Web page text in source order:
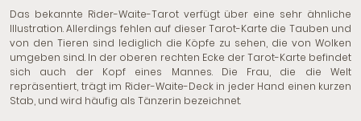
Das bekannte Rider-Waite-Tarot verfügt über eine sehr ähnliche
Illustration. Allerdings fehlen auf dieser Tarot-Karte die Tauben und
von den Tieren sind lediglich die Köpfe zu sehen, die von Wolken
umgeben sind. In der oberen rechten Ecke der Tarot-Karte befindet
sich auch der Kopf eines Mannes. Die Frau, die die Welt
repräsentiert, trägt im Rider-Waite-Deck in jeder Hand einen kurzen
Stab, und wird häufig als Tänzerin bezeichnet.